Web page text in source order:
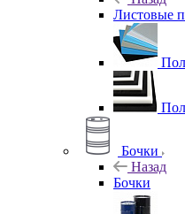
Листовые
Бочки
Назад
Бочки